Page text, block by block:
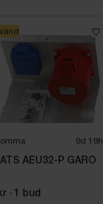
9d 19h
AEU32-P GARO
· 1 bud